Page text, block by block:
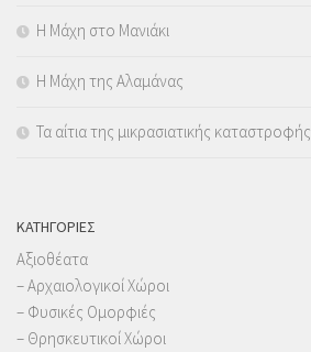
Η Μάχη στο Μανιάκι
Η Μάχη της Αλαμάνας
Τα αίτια της μικρασιατικής καταστροφής
KΑΤΗΓΟΡΊΕΣ
Αξιοθέατα
– Αρχαιολογικοί Χώροι
– Φυσικές Ομορφιές
– Θρησκευτικοί Χώροι